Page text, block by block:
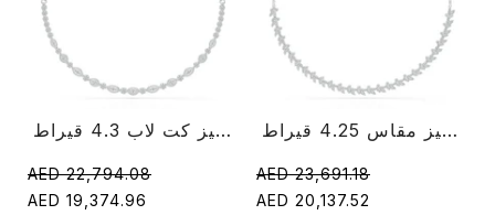
قلادة ألماس ماركيز كت لاب 4.3 قيراط
AED 22,794.08
AED 19,374.96
قلادة ألماس على شكل ماركيز مقاس 4.25 قيراط
AED 23,691.18
AED 20,137.52